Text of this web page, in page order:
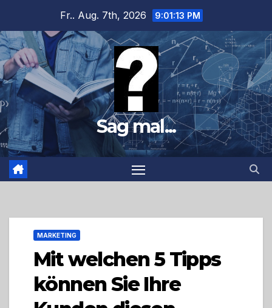
springen
Fr.. Aug. 7th, 2026 9:01:14 PM
Sag mal...
MARKETING
Mit welchen 5 Tipps
können Sie Ihre